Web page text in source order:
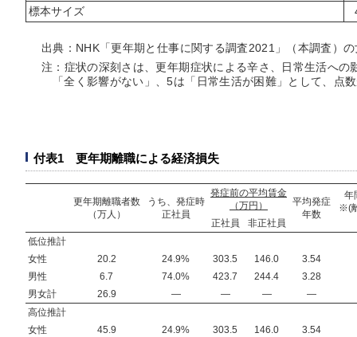
標本サイズ
出典：NHK「更年期と仕事に関する調査2021」（本調査）
注：症状の深刻さは、更年期症状による辛さ、日常生活への
「全く影響がない」、5は「日常生活が困難」として、点
付表1 更年期離職による経済損失
更年期離職者数
（万人）
うち、発症時
正社員
発症前の平均賃金
（万円）
平均発症
年数
年
※(
正社員
非正社員
低位推計
女性
20.2 24.9% 303.5 146.0
3.54
男性
6.7 74.0% 423.7 244.4
3.28
男女計
26.9 ― ― ―
―
高位推計
女性
45.9 24.9% 303.5 146.0
3.54